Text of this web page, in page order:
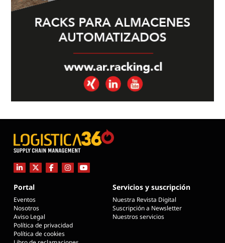
Portal
Eventos
Nosotros
Aviso Legal
Política de privacidad
Política de cookies
Servicios y suscripción
Nuestra Revista Digital
Suscripción a Newsletter
Nuestros servicios